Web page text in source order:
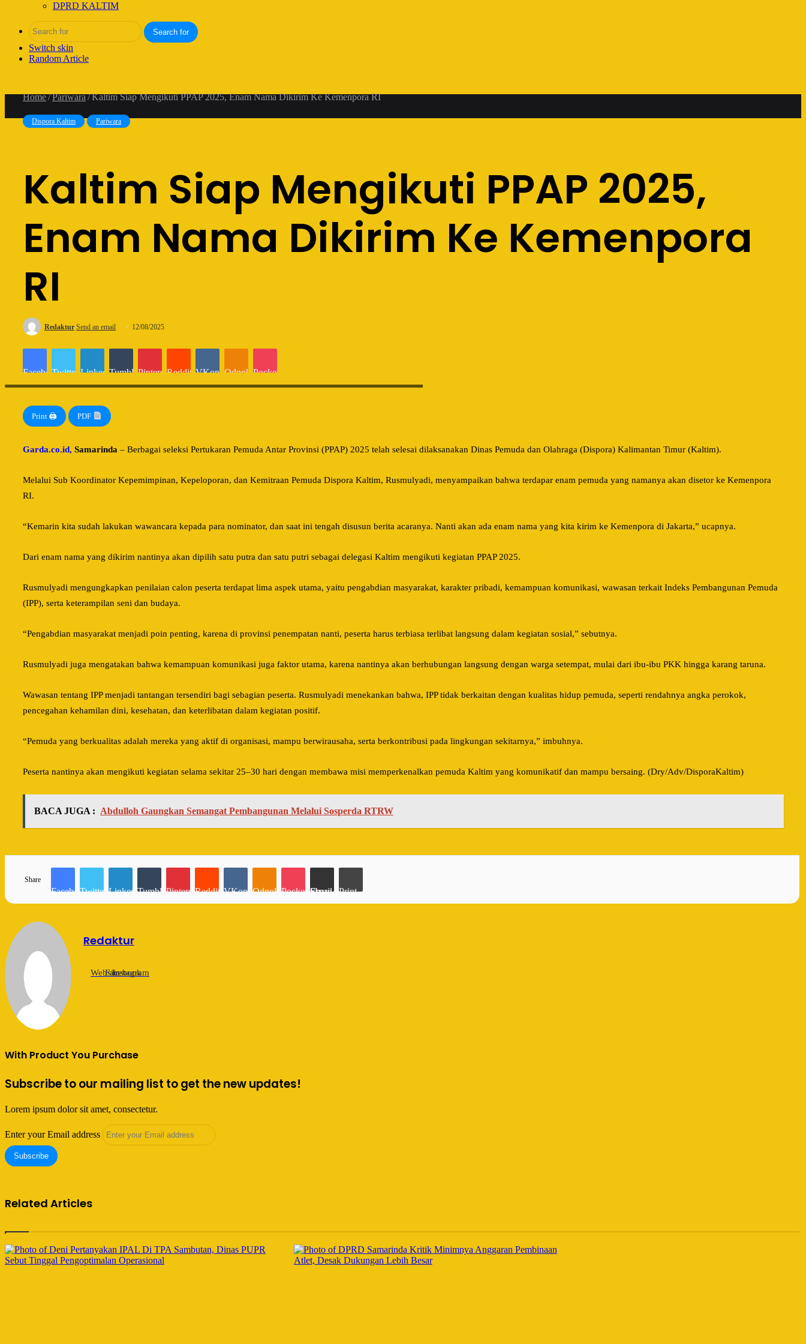
DPRD KALTIM
Search for
Switch skin
Random Article
Home/Pariwara/Kaltim Siap Mengikuti PPAP 2025, Enam Nama Dikirim Ke Kemenpora RI
Dispora Kaltim Pariwara
Kaltim Siap Mengikuti PPAP 2025,
Enam Nama Dikirim Ke Kemenpora
RI
Redaktur Send an email 12/08/2025
FacebookTwitter LinkedInTumblr PinterestReddit VKontakteOdnoklassniki
Pocket
Print 🖨 PDF
Garda.co.id, Samarinda – Berbagai seleksi Pertukaran Pemuda Antar Provinsi (PPAP) 2025 telah selesai dilaksanakan Dinas Pemuda dan Olahraga (Dispora) Kalimantan Timur (Kaltim).
Melalui Sub Koordinator Kepemimpinan, Kepeloporan, dan Kemitraan Pemuda Dispora Kaltim, Rusmulyadi, menyampaikan bahwa terdapar enam pemuda yang namanya akan disetor ke Kemenpora
RI.
“Kemarin kita sudah lakukan wawancara kepada para nominator, dan saat ini tengah disusun berita acaranya. Nanti akan ada enam nama yang kita kirim ke Kemenpora di Jakarta,” ucapnya.
Dari enam nama yang dikirim nantinya akan dipilih satu putra dan satu putri sebagai delegasi Kaltim mengikuti kegiatan PPAP 2025.
Rusmulyadi mengungkapkan penilaian calon peserta terdapat lima aspek utama, yaitu pengabdian masyarakat, karakter pribadi, kemampuan komunikasi, wawasan terkait Indeks Pembangunan Pemuda
(IPP), serta keterampilan seni dan budaya.
“Pengabdian masyarakat menjadi poin penting, karena di provinsi penempatan nanti, peserta harus terbiasa terlibat langsung dalam kegiatan sosial,” sebutnya.
Rusmulyadi juga mengatakan bahwa kemampuan komunikasi juga faktor utama, karena nantinya akan berhubungan langsung dengan warga setempat, mulai dari ibu-ibu PKK hingga karang taruna.
Wawasan tentang IPP menjadi tantangan tersendiri bagi sebagian peserta. Rusmulyadi menekankan bahwa, IPP tidak berkaitan dengan kualitas hidup pemuda, seperti rendahnya angka perokok,
pencegahan kehamilan dini, kesehatan, dan keterlibatan dalam kegiatan positif.
“Pemuda yang berkualitas adalah mereka yang aktif di organisasi, mampu berwirausaha, serta berkontribusi pada lingkungan sekitarnya,” imbuhnya.
Peserta nantinya akan mengikuti kegiatan selama sekitar 25–30 hari dengan membawa misi memperkenalkan pemuda Kaltim yang komunikatif dan mampu bersaing. (Dry/Adv/DisporaKaltim)
BACA JUGA : Abdulloh Gaungkan Semangat Pembangunan Melalui Sosperda RTRW
Share
FacebookTwitter LinkedInTumblr PinterestReddit VKontakteOdnoklassniki
Pocket Share via Email Print
Redaktur
WebsiteFacebook
Instagram
With Product You Purchase
Subscribe to our mailing list to get the new updates!
Lorem ipsum dolor sit amet, consectetur.
Enter your Email address
Related Articles